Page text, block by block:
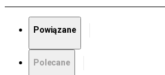
Powiązane
Polecane